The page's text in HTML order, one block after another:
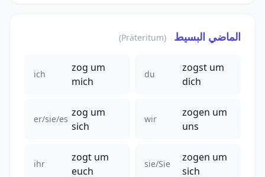
الماضي البسيط (Präteritum)
ich
zog um
mich
du
zogst um
dich
er/sie/es
zog um
sich
wir
zogen um
uns
ihr
zogt um
euch
sie/Sie
zogen um
sich